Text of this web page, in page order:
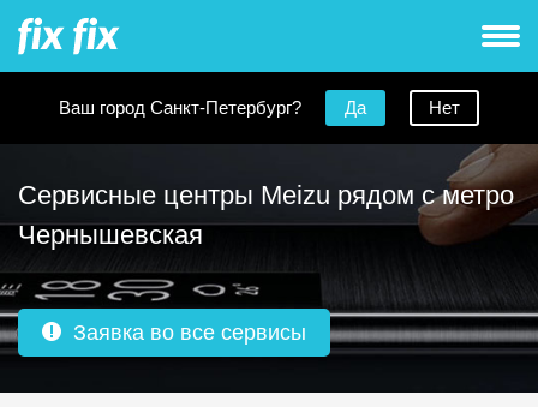
Ваш город Санкт-Петербург? Да Нет
Сервисные центры Meizu рядом с метро
Чернышевская
Заявка во все сервисы